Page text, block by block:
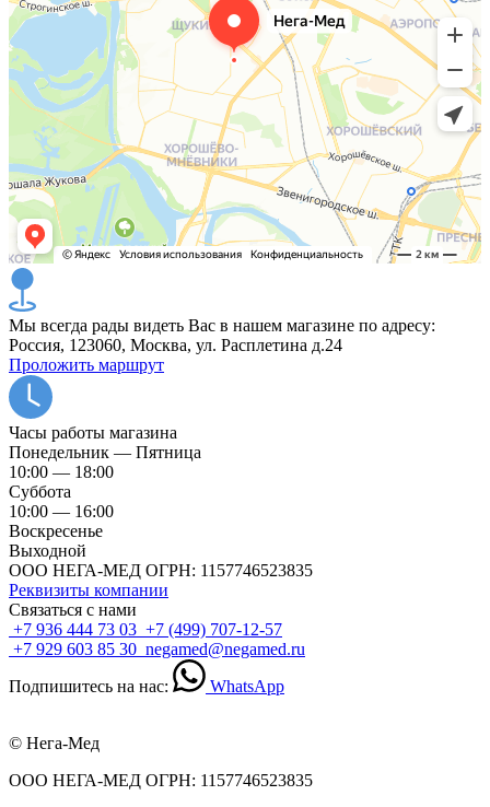
Мы всегда рады видеть Вас в нашем магазине по адресу:
Россия, 123060, Москва, ул. Расплетина д.24
Проложить маршрут
Часы работы магазина
Понедельник — Пятница
10:00 — 18:00
Суббота
10:00 — 16:00
Воскресенье
Выходной
ООО НЕГА-МЕД ОГРН: 1157746523835
Реквизиты компании
Связаться с нами
+7 936 444 73 03 +7 (499) 707-12-57
+7 929 603 85 30 negamed@negamed.ru
Подпишитесь на нас:
WhatsApp
© Нега-Мед
ООО НЕГА-МЕД ОГРН: 1157746523835